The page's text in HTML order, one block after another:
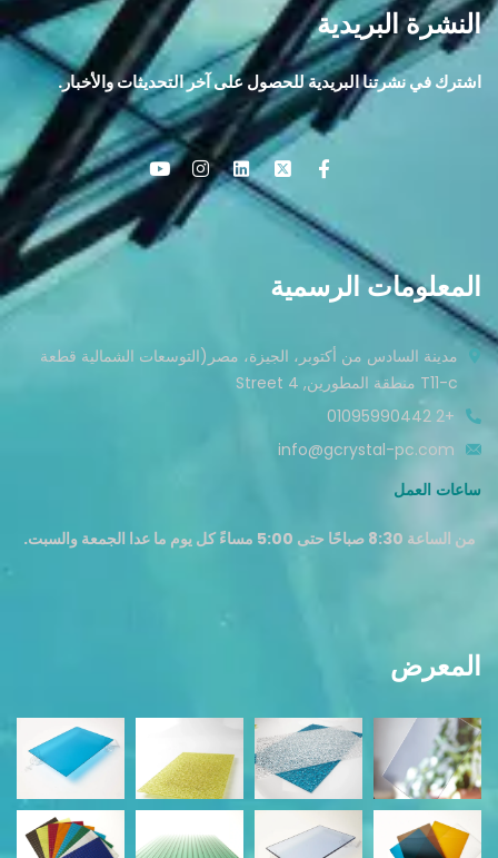
النشرة البريدية
اشترك في نشرتنا البريدية للحصول على آخر التحديثات والأخبار.
المعلومات الرسمية
مدينة السادس من أكتوبر، الجيزة، مصر(التوسعات الشمالية قطعة
T11-c منطقة المطورين, Street 4
+2 01095990442
info@gcrystal-pc.com
ساعات العمل
من الساعة 8:30 صباحًا حتى 5:00 مساءً كل يوم ما عدا الجمعة والسبت.
المعرض